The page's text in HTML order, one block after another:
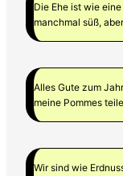
Die Ehe ist wie
manchmal süß,
Alles Gute zum
meine Pommes
Wir sind wie